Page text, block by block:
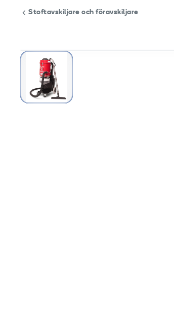
Stoftavskiljare och föravskiljare